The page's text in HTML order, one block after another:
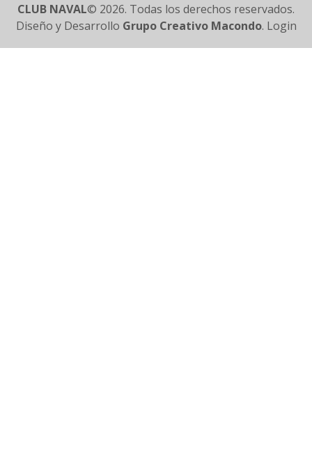
CLUB NAVAL© 2026. Todas los derechos reservados.
Diseño y Desarrollo Grupo Creativo Macondo. Login